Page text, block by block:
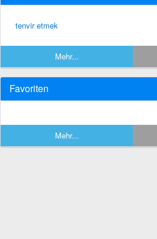
tenvir etmek
Mehr...
Favoriten
Mehr...